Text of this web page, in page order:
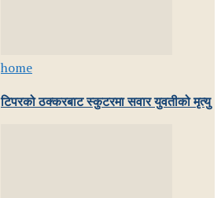
home
टिपरको ठक्करबाट स्कुटरमा सवार युवतीको मृत्यु